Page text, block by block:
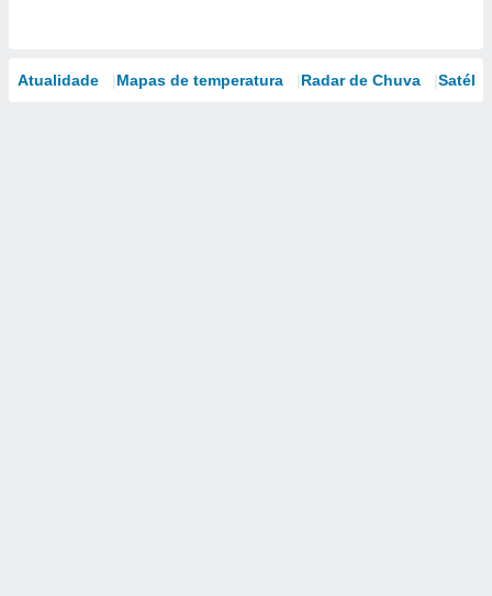
Atualidade Mapas de temperatura Radar de Chuva